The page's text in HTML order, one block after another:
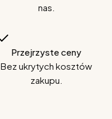
nas.
Przejrzyste ceny
Bez ukrytych kosztów
zakupu.